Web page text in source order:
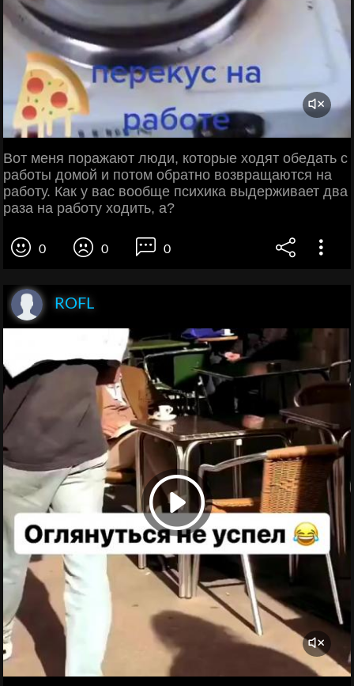
Вот меня поражают люди, которые ходят обедать с
работы домой и потом обратно возвращаются на
работу. Как у вас вообще психика выдерживает два
раза на работу ходить, а?
0 0 0
ROFL